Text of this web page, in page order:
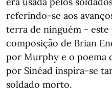
referindo-se aos
terra de ninguém -
composição de Brian
por Murphy e o poema
por Sinéad inspira-se
soldado morto.